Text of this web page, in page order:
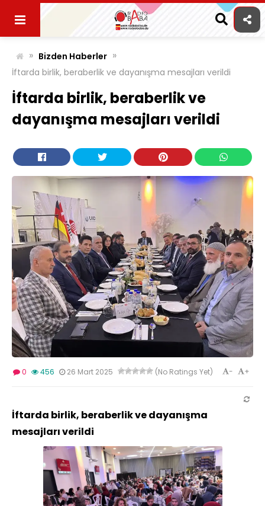
content
» Bizden Haberler »
İftarda birlik, beraberlik ve dayanışma mesajları verildi
İftarda birlik, beraberlik ve
dayanışma mesajları verildi
0 456 26 Mart 2025 (No Ratings Yet) +
-
İftarda birlik, beraberlik ve dayanışma
mesajları verildi